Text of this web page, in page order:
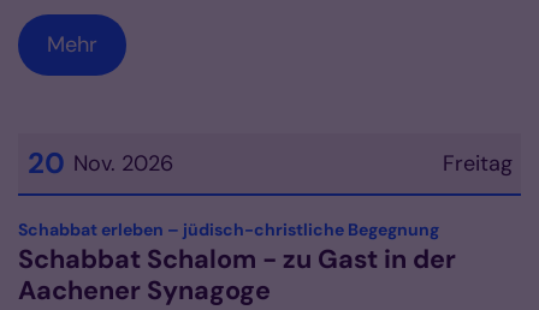
Mehr
Freitag
20 Nov. 2026
Datum: 20. November 2026
Schabbat erleben – jüdisch-christliche Begegnung:
Schabbat Schalom - zu Gast in der
Aachener Synagoge